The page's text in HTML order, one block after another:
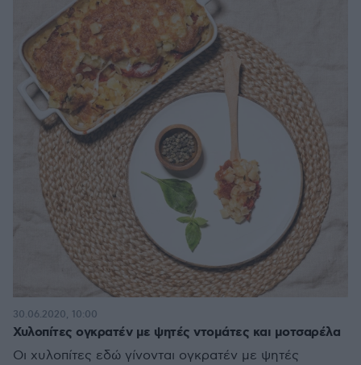
Χυλοπίτες ογκρατέν με ψητές ντομάτες και μοτσαρέλα
Οι χυλοπίτες εδώ γίνονται ογκρατέν με ψητές
30.06.2020, 10:00